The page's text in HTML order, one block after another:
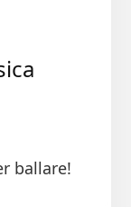
ballare!